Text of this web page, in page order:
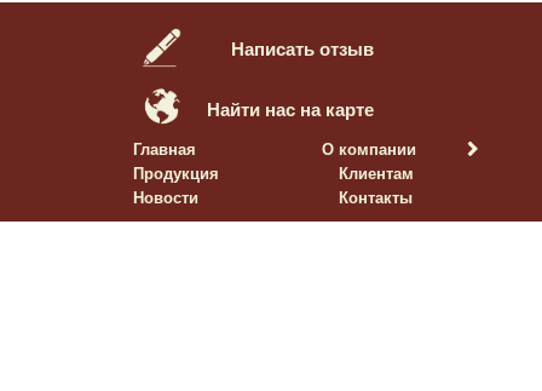
Написать отзыв
Найти нас на карте
Главная
О компании
Продукция
Клиентам
Новости
Контакты